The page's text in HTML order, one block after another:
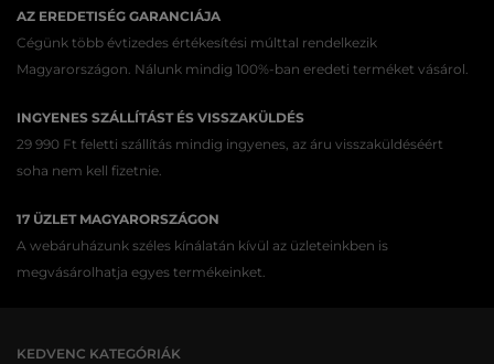
AZ EREDETISÉG GARANCIÁJA
Cégünk több évtizedes értékesítési múlttal rendelkezik
Magyarországon. Nálunk mindig 100%-ban eredeti terméket vásárol.
INGYENES SZÁLLÍTÁST ÉS VISSZAKÜLDÉS
29 990 Ft feletti szállítás mindig ingyenes, az áru visszaküldéséért
soha nem kell fizetnie.
17 ÜZLET MAGYARORSZÁGON
A webáruházunk széles kínálatán kívül az üzleteinkben is
megvásárolhatja egyes termékeinket.
KEDVENC KATEGÓRIÁK